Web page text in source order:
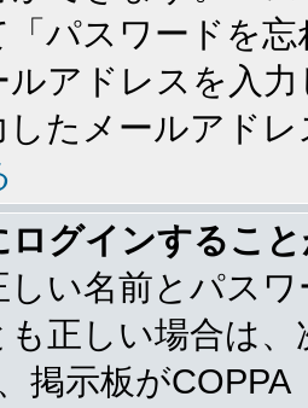
「パスワードを
ルアドレスを入
したメールアド
ログインするこ
しい名前とパス
も正しい場合は
掲示板が